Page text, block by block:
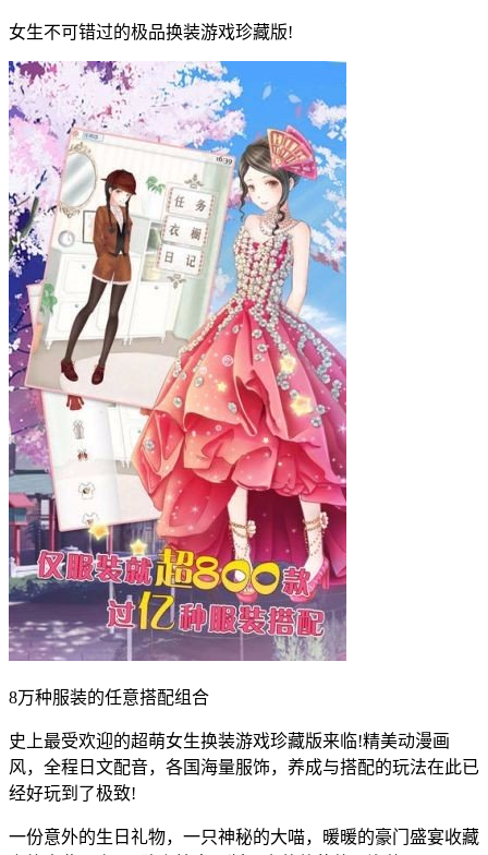
女生不可错过的极品换装游戏珍藏版!
8万种服装的任意搭配组合
史上最受欢迎的超萌女生换装游戏珍藏版来临!精美动漫画
风，全程日文配音，各国海量服饰，养成与搭配的玩法在此已
经好玩到了极致!
一份意外的生日礼物，一只神秘的大喵，暖暖的豪门盛宴收藏